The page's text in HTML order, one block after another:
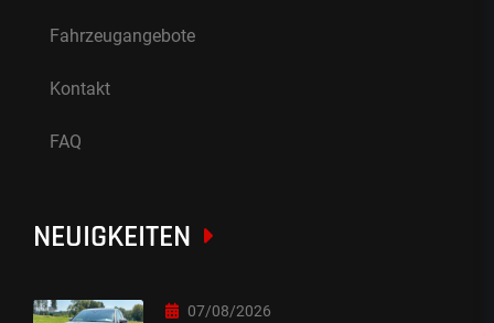
Fahrzeugangebote
Kontakt
FAQ
NEUIGKEITEN
07/08/2026